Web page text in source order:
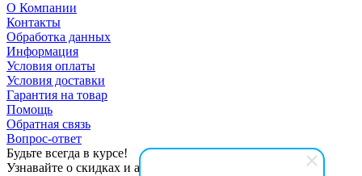
О Компании
Контакты
Обработка данных
Информация
Условия оплаты
Условия доставки
Гарантия на товар
Помощь
Обратная связь
Вопрос-ответ
Будьте всегда в курсе!
Узнавайте о скидках и акциях первым